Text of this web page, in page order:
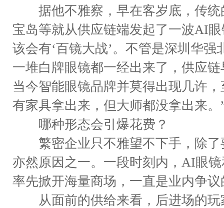
据他不雅察，早在客岁底，传统
宝岛等就从供应链端发起了一波AI
该会有‘百镜大战’。不管是深圳华
一堆白牌眼镜都一经出来了，供应
当今智能眼镜品牌并莫得出现几许
有家具拿出来，但大师都没拿出来。
哪种形态会引爆花费？
繁密企业只不雅望不下手，除了
亦然原因之一。一段时刻内，AI眼
率先掀开海量商场，一直是业内争
从面前的供给来看，后进场的玩